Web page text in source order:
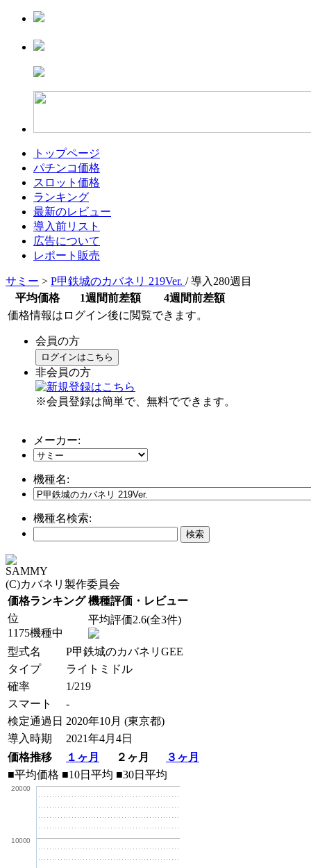
トップページ
パチンコ価格
スロット価格
ランキング
最新のレビュー
導入前リスト
広告について
レポート販売
サミー > P甲鉄城のカバネリ 219Ver. / 導入280週目
平均価格
1週間前差額
4週間前差額
価格情報はログイン後に閲覧できます。
会員の方
ログインはこちら
非会員の方
※会員登録は簡単で、無料でできます。
メーカー:
機種名:
機種名検索:
SAMMY
(C)カバネリ製作委員会
価格ランキング 機種評価・レビュー
位
1175機種中
平均評価2.6(全3件)
型式名
P甲鉄城のカバネリGEE
タイプ
ライトミドル
確率
1/219
スマート
-
検定通過日 2020年10月 (東京都)
導入時期
2021年4月4日
価格推移
１ヶ月 ２ヶ月
３ヶ月
■平均価格 ■10日平均 ■30日平均
10000
20000